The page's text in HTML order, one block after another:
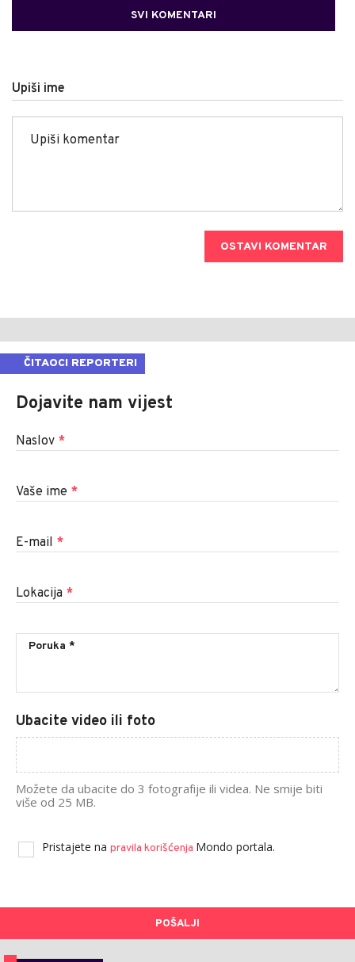
SVI KOMENTARI
Upiši ime
OSTAVI KOMENTAR
ČITAOCI REPORTERI
Dojavite nam vijest
Naslov *
Vaše ime *
E-mail *
Lokacija *
Ubacite video ili foto
Možete da ubacite do 3 fotografije ili videa. Ne smije biti
više od 25 MB.
Pristajete na pravila korišćenja Mondo portala.
POŠALJI